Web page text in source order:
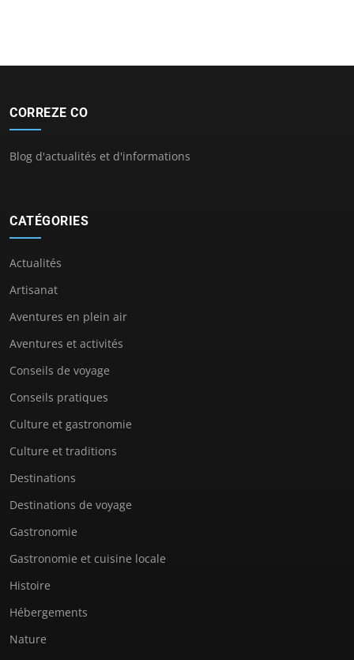
CORREZE CO
Blog d'actualités et d'informations
CATÉGORIES
Actualités
Artisanat
Aventures en plein air
Aventures et activités
Conseils de voyage
Conseils pratiques
Culture et gastronomie
Culture et traditions
Destinations
Destinations de voyage
Gastronomie
Gastronomie et cuisine locale
Histoire
Hébergements
Nature